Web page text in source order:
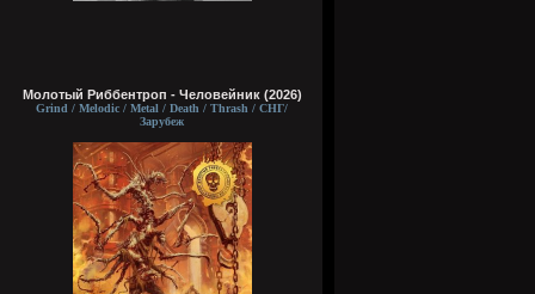
Молотый Риббентроп - Человейник (2026)
Grind / Melodic / Metal / Death / Thrash / СНГ/
Зарубеж